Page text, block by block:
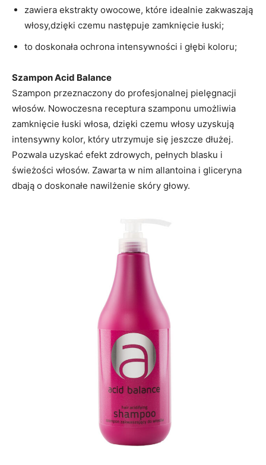
zawiera ekstrakty owocowe, które idealnie zakwaszają
włosy,dzięki czemu następuje zamknięcie łuski;
to doskonała ochrona intensywności i głębi koloru;
Szampon Acid Balance
Szampon przeznaczony do profesjonalnej pielęgnacji
włosów. Nowoczesna receptura szamponu umożliwia
zamknięcie łuski włosa, dzięki czemu włosy uzyskują
intensywny kolor, który utrzymuje się jeszcze dłużej.
Pozwala uzyskać efekt zdrowych, pełnych blasku i
świeżości włosów. Zawarta w nim allantoina i gliceryna
dbają o doskonałe nawilżenie skóry głowy.